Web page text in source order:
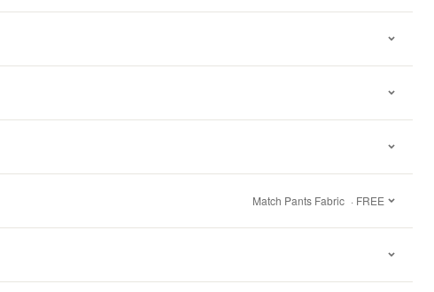
Match Pants Fabric · FREE